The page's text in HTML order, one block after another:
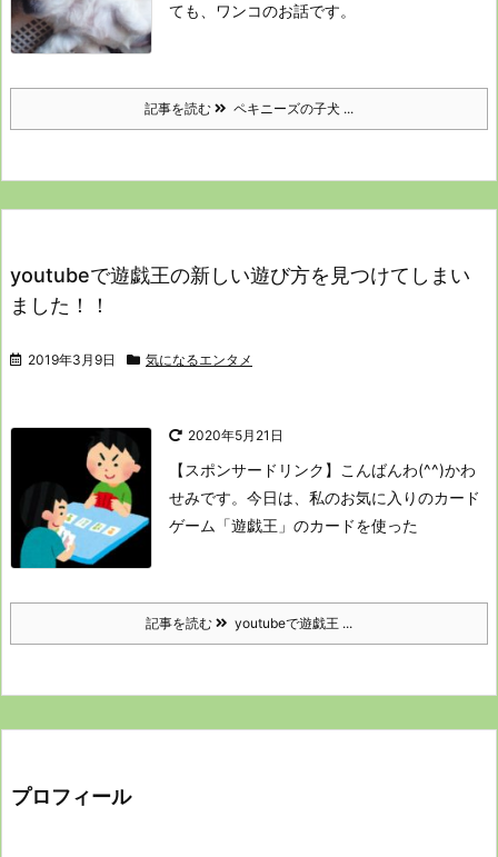
ても、ワンコのお話です。
記事を読む ペキニーズの子犬 ...
youtubeで遊戯王の新しい遊び方を見つけてしまい
ました！！
2019年3月9日 気になるエンタメ
2020年5月21日
【スポンサードリンク】
こんばんわ(^^)かわ
せみです。 今日は、私のお気に入りのカード
ゲーム「遊戯王」のカードを使った
記事を読む youtubeで遊戯王 ...
プロフィール